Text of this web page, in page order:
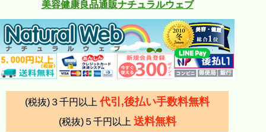
美容健康良品通販ナチュラルウェブ
(税抜)３千円以上 代引,後払い手数料無料
(税抜)５千円以上 送料無料